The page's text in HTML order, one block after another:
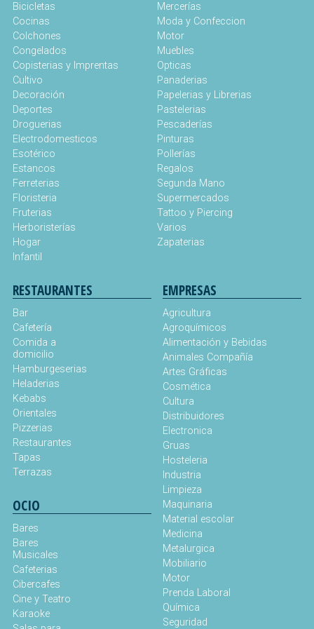
Bicicletas
Cocinas
Colchones
Congelados
Copisterias y Imprentas
Cultivo
Decoración
Deportes
Droguerias
Electrodomesticos
Esotérico
Estancos
Ferreterias
Floristeria
Fruterias
Herboristerías
Hogar
Infantil
Mercerías
Moda y Confeccion
Motor
Muebles
Opticas
Panaderias
Papelerias y Librerias
Pastelerias
Pescaderías
Pinturas
Pollerías
Regalos
Segunda Mano
Supermercados
Tattoo y Piercing
Varios
Zapaterias
RESTAURANTES
Bar
Cafetería
Comida a
domicilio
Hamburgeserias
Heladerias
Kebabs
Orientales
Pizzerias
Restaurantes
Tapas
Terrazas
OCIO
Bares
Bares
Musicales
Cafeterias
Cibercafes
Cine y Teatro
Karaoke
EMPRESAS
Agricultura
Agroquímicos
Alimentación y Bebidas
Animales Compañía
Artes Gráficas
Cosmética
Cultura
Distribuidores
Electronica
Gruas
Hosteleria
Industria
Limpieza
Maquinaria
Material escolar
Medicina
Metalurgica
Mobiliario
Motor
Prenda Laboral
Química
Seguridad